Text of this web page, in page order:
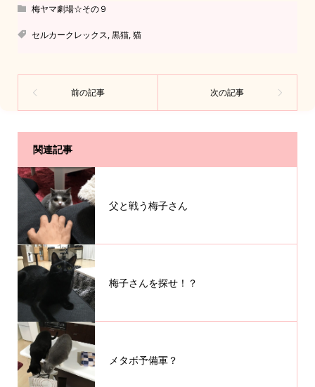
梅ヤマ劇場☆その９
セルカークレックス,黒猫,猫
関連記事
父と戦う梅子さん
梅子さんを探せ！？
メタボ予備軍？